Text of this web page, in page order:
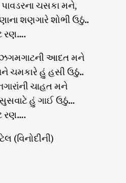
પાવડરના ચસકા મને,
શણગારે શોભી ઉઠું..
રણ….
ઝગમગાટની આદત મને
ચમકારે હું હસી ઉઠું..
ચાહત મને
હું ગાઈ ઉઠું…
રણ….
(વિનોદીની)